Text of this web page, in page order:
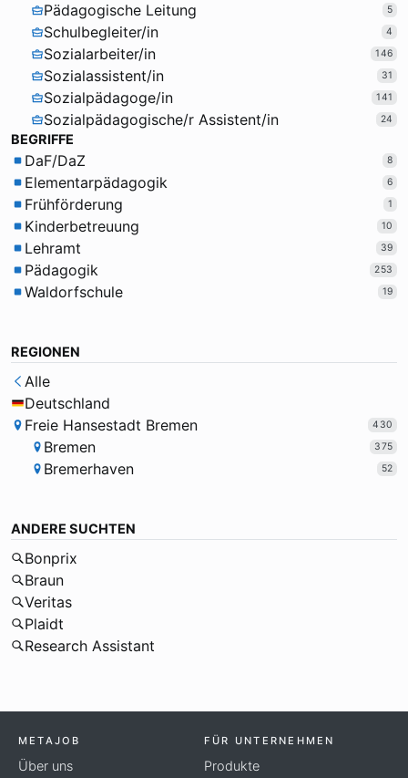
Pädagogische Leitung 5
Schulbegleiter/in 4
Sozialarbeiter/in 146
Sozialassistent/in 31
Sozialpädagoge/in 141
Sozialpädagogische/r Assistent/in 24
BEGRIFFE
DaF/DaZ 8
Elementarpädagogik 6
Frühförderung 1
Kinderbetreuung 10
Lehramt 39
Pädagogik 253
Waldorfschule 19
REGIONEN
Alle
Deutschland
Freie Hansestadt Bremen
430
Bremen 375
Bremerhaven 52
ANDERE SUCHTEN
Bonprix
Braun
Veritas
Plaidt
Research Assistant
METAJOB
Über uns
FÜR UNTERNEHMEN
Produkte